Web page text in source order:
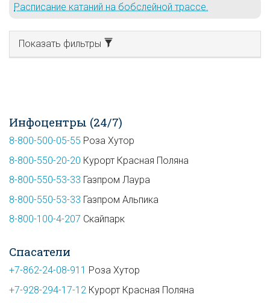
Расписание катаний на бобслейной трассе.
Показать фильтры
Инфоцентры (24/7)
8-800-500-05-55 Роза Хутор
8-800-550-20-20 Курорт Красная Поляна
8-800-550-53-33 Газпром Лаура
8-800-550-53-33 Газпром Альпика
8-800-100-4-207 Скайпарк
Спасатели
+7-862-24-08-911 Роза Хутор
+7-928-294-17-12 Курорт Красная Поляна